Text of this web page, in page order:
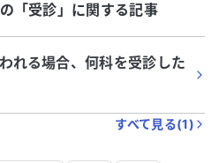
の「受診 」に関する記事
れる場合、何科を受診した
すべて見る(1)